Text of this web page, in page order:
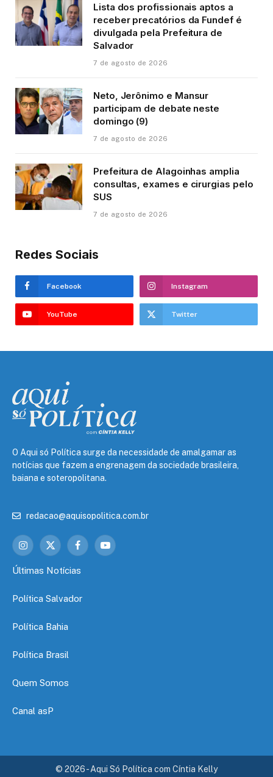
Lista dos profissionais aptos a
receber precatórios da Fundef é
divulgada pela Prefeitura de
Salvador
7 de agosto de 2026
Neto, Jerônimo e Mansur
participam de debate neste
domingo (9)
7 de agosto de 2026
Prefeitura de Alagoinhas amplia
consultas, exames e cirurgias pelo
SUS
7 de agosto de 2026
Redes Sociais
Facebook Instagram
YouTube Twitter
O Aqui só Política surge da necessidade de amalgamar as
notícias que fazem a engrenagem da sociedade brasileira,
baiana e soteropolitana.
redacao@aquisopolitica.com.br
Instagram
X
FacebookYouTube
Últimas Notícias
Política Salvador
Política Bahia
Política Brasil
Quem Somos
Canal asP
© 2026 - Aqui Só Política com Cíntia Kelly